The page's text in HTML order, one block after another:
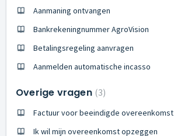
Aanmaning ontvangen
Bankrekeningnummer AgroVision
Betalingsregeling aanvragen
Aanmelden automatische incasso
Overige vragen 3
Factuur voor beeindigde overeenkomst
Ik wil mijn overeenkomst opzeggen